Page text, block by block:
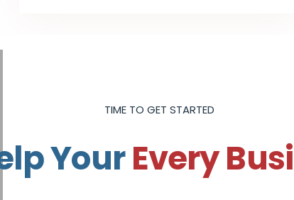
TIME TO GET STARTED
YourEvery